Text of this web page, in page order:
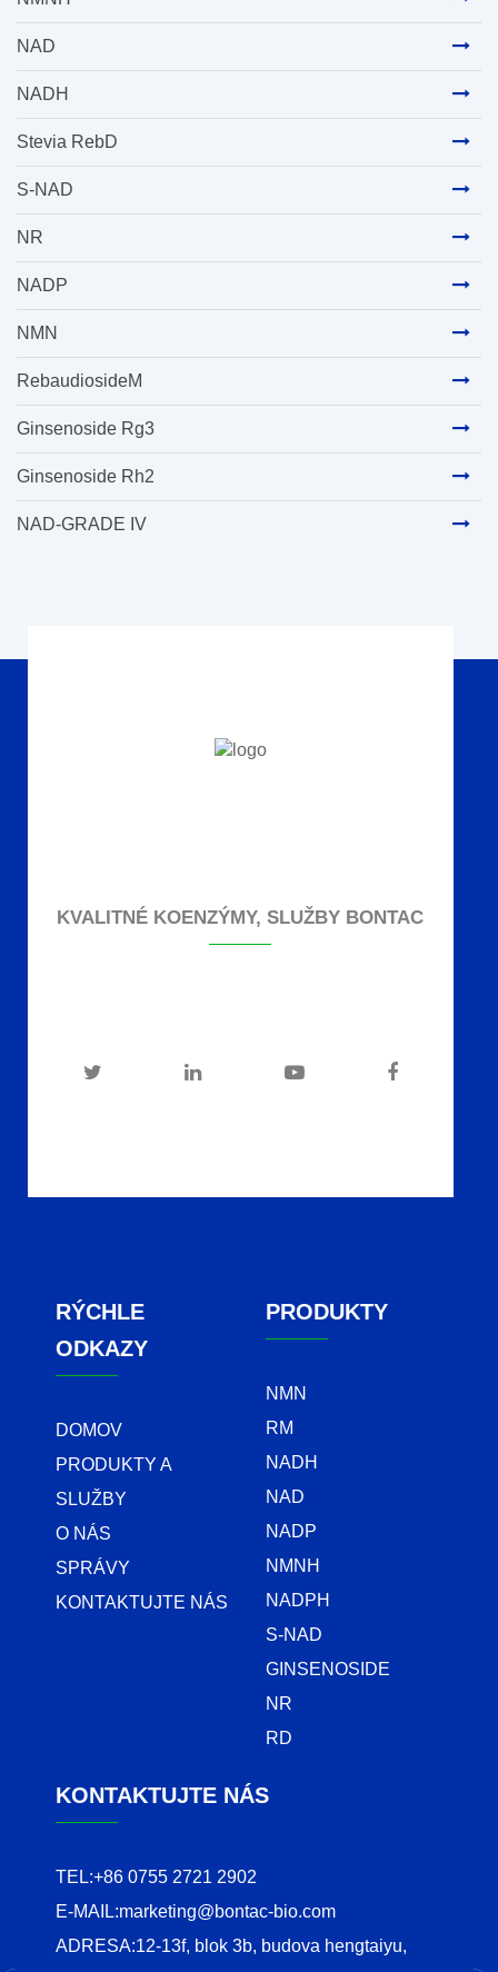
NAD
NADH
Stevia RebD
S-NAD
NR
NADP
NMN
RebaudiosideM
Ginsenoside Rg3
Ginsenoside Rh2
NAD-GRADE IV
KVALITNÉ KOENZÝMY, SLUŽBY BONTAC
RÝCHLE
ODKAZY
DOMOV
PRODUKTY A
SLUŽBY
O NÁS
SPRÁVY
KONTAKTUJTE NÁS
PRODUKTY
NMN
RM
NADH
NAD
NADP
NMNH
NADPH
S-NAD
GINSENOSIDE
NR
RD
KONTAKTUJTE NÁS
TEL:+86 0755 2721 2902
E-MAIL:marketing@bontac-bio.com
ADRESA:12-13f, blok 3b, budova hengtaiyu,